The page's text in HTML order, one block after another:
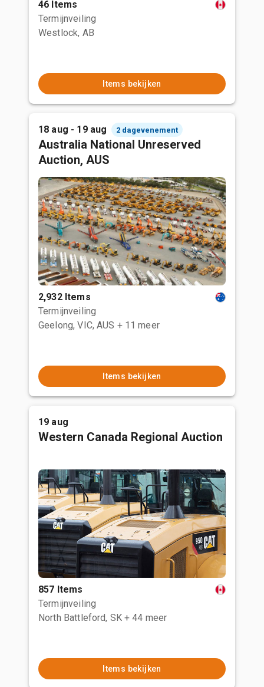
46 Items
Termijnveiling
Westlock, AB
Items bekijken
18 aug - 19 aug 2 dagevenement
Australia National Unreserved
Auction, AUS
2,932 Items
Termijnveiling
Geelong, VIC, AUS + 11 meer
Items bekijken
19 aug
Western Canada Regional Auction
857 Items
Termijnveiling
North Battleford, SK + 44 meer
Items bekijken